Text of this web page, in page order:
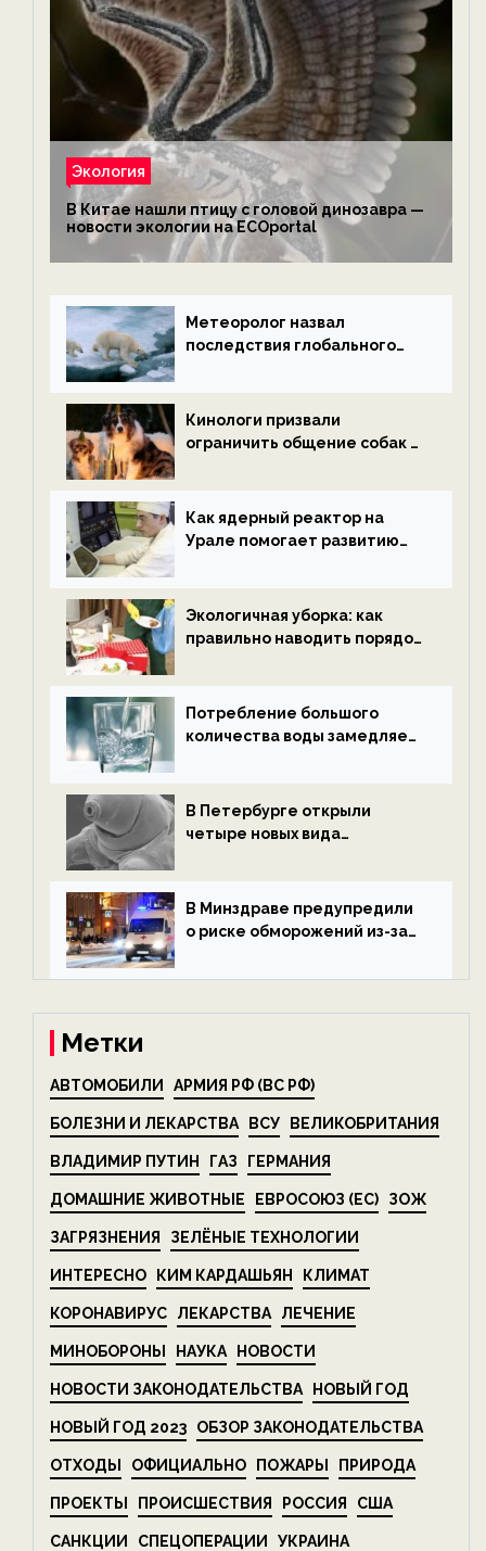
Экология
В Китае нашли птицу с головой динозавра —
новости экологии на ECOportal
Метеоролог назвал
последствия глобального
ECOportal
Кинологи призвали
ограничить общение собак с
ECOportal
Как ядерный реактор на
Урале помогает развитию
ECOportal
Экологичная уборка: как
правильно наводить порядок
Потребление большого
количества воды замедляет
В Петербурге открыли
четыре новых вида
экологии на ECOportal
В Минздраве предупредили
о риске обморожений из-за
на ECOportal
Метки
АВТОМОБИЛИ АРМИЯ РФ (ВС РФ)
БОЛЕЗНИ И ЛЕКАРСТВА ВСУ ВЕЛИКОБРИТАНИЯ
ВЛАДИМИР ПУТИН ГАЗ ГЕРМАНИЯ
ДОМАШНИЕ ЖИВОТНЫЕ ЕВРОСОЮЗ (ЕС) ЗОЖ
ЗАГРЯЗНЕНИЯ ЗЕЛЁНЫЕ ТЕХНОЛОГИИ
ИНТЕРЕСНО КИМ КАРДАШЬЯН КЛИМАТ
КОРОНАВИРУС ЛЕКАРСТВА ЛЕЧЕНИЕ
МИНОБОРОНЫ НАУКА НОВОСТИ
НОВОСТИ ЗАКОНОДАТЕЛЬСТВА НОВЫЙ ГОД
НОВЫЙ ГОД 2023 ОБЗОР ЗАКОНОДАТЕЛЬСТВА
ОТХОДЫ ОФИЦИАЛЬНО ПОЖАРЫ ПРИРОДА
ПРОЕКТЫ ПРОИСШЕСТВИЯ РОССИЯ США
САНКЦИИ СПЕЦОПЕРАЦИИ УКРАИНА